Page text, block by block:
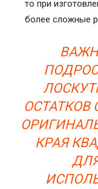
то при
более сложные
ОСТАТКОВ
КРАЯ